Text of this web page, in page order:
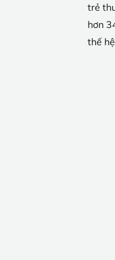
trẻ
hơn
thế